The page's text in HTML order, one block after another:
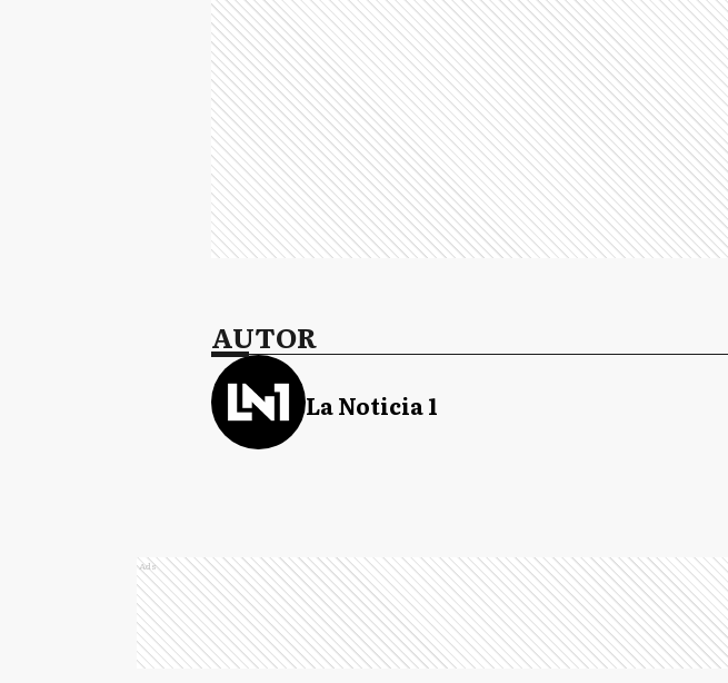
AUTOR
La Noticia 1
Ads